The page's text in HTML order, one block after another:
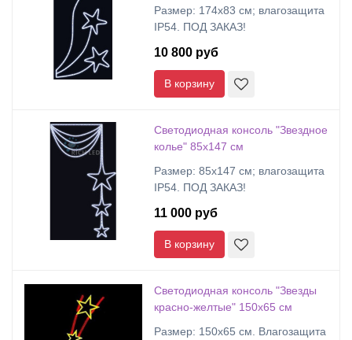
Размер: 174х83 см; влагозащита
IP54. ПОД ЗАКАЗ!
10 800 руб
В корзину
Светодиодная консоль "Звездное
колье" 85х147 см
Размер: 85х147 см; влагозащита
IP54. ПОД ЗАКАЗ!
11 000 руб
В корзину
Светодиодная консоль "Звезды
красно-желтые" 150х65 см
Размер: 150х65 см. Влагозащита